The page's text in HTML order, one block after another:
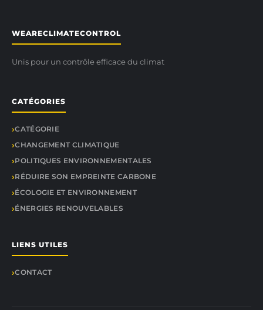
WEARECLIMATECONTROL
Unis pour un contrôle efficace du climat
CATÉGORIES
CATÉGORIE
CHANGEMENT CLIMATIQUE
POLITIQUES ENVIRONNEMENTALES
RÉDUIRE SON EMPREINTE CARBONE
ÉCOLOGIE ET ENVIRONNEMENT
ÉNERGIES RENOUVELABLES
LIENS UTILES
CONTACT